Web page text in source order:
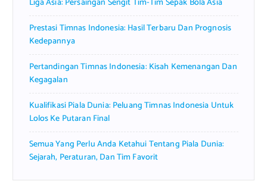
Prestasi Timnas Indonesia: Hasil Terbaru Dan Prognosis
Kedepannya
Pertandingan Timnas Indonesia: Kisah Kemenangan Dan
Kegagalan
Kualifikasi Piala Dunia: Peluang Timnas Indonesia Untuk
Lolos Ke Putaran Final
Semua Yang Perlu Anda Ketahui Tentang Piala Dunia:
Sejarah, Peraturan, Dan Tim Favorit